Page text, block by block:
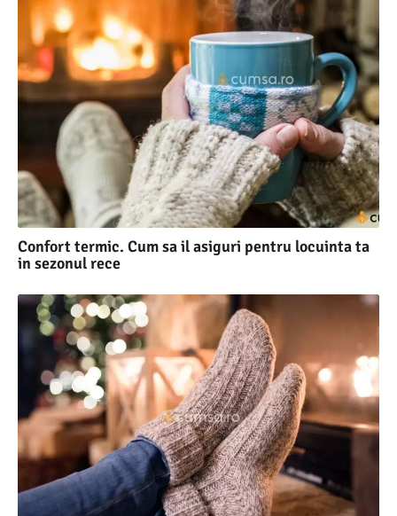
Confort termic. Cum sa il asiguri pentru locuinta ta
in sezonul rece